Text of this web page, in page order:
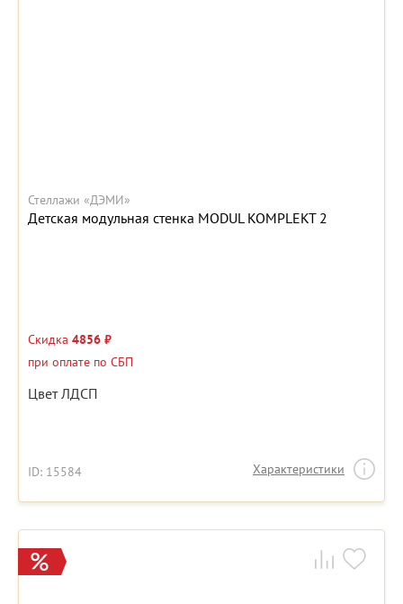
Стеллажи «ДЭМИ»
Детская модульная стенка MODUL KOMPLEKT 2
Скидка 4856 ₽
при оплате по СБП
Цвет ЛДСП
ID: 15584 Характеристики